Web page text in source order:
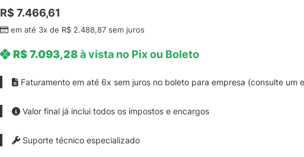
R$ 7.466,61
em até 3x de R$ 2.488,87 sem juros
R$7.093,28à vista no Pix ou Boleto
Faturamento em até 6x sem juros no boleto para empresa (consulte um
Valor final já inclui todos os impostos e encargos
Suporte técnico especializado